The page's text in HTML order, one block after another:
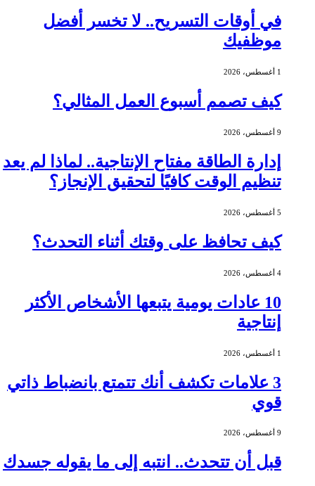
في أوقات التسريح.. لا تخسر أفضل
موظفيك
1 أغسطس، 2026
كيف تصمم أسبوع العمل المثالي؟
9 أغسطس، 2026
إدارة الطاقة مفتاح الإنتاجية.. لماذا لم يعد
تنظيم الوقت كافيًا لتحقيق الإنجاز؟
5 أغسطس، 2026
كيف تحافظ على وقتك أثناء التحدث؟
4 أغسطس، 2026
10 عادات يومية يتبعها الأشخاص الأكثر
إنتاجية
1 أغسطس، 2026
3 علامات تكشف أنك تتمتع بانضباط ذاتي
قوي
9 أغسطس، 2026
قبل أن تتحدث.. انتبه إلى ما يقوله جسدك